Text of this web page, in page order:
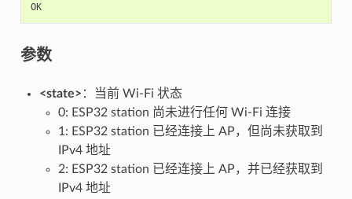
OK
参数
<state> ：当前 Wi-Fi 状态
0: ESP32 station 尚未进行任何 Wi-Fi 连接
1: ESP32 station 已经连接上 AP，但尚未获取到
IPv4 地址
2: ESP32 station 已经连接上 AP，并已经获取到
IPv4 地址